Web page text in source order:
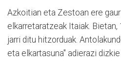
Azkoitian eta Zestoan ere
elkarretaratzeak Itaiak.
jarri ditu hitzorduak.
eta elkartasuna" adierazi